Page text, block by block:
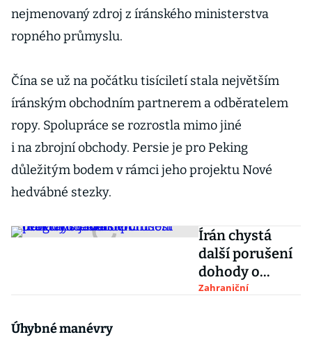
nejmenovaný zdroj z íránského ministerstva
ropného průmyslu.
Čína se už na počátku tisíciletí stala největším
íránským obchodním partnerem a odběratelem
ropy. Spolupráce se rozrostla mimo jiné
i na zbrojní obchody. Persie je pro Peking
důležitým bodem v rámci jeho projektu Nové
hedvábné stezky.
Írán chystá
další porušení
dohody o
jaderném
Zahraniční
Úhybné manévry